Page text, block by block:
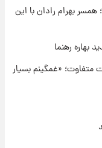
محکمی به صورت
بهرام رادان با این
بهاره رهنما
«غمگینم بسیار